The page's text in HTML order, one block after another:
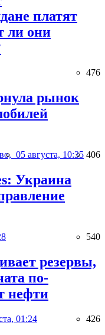
платят
ли они
476
рынок
05 августа, 10:35 406
Украина
540
резервы,
по-
нефти
01:24 426